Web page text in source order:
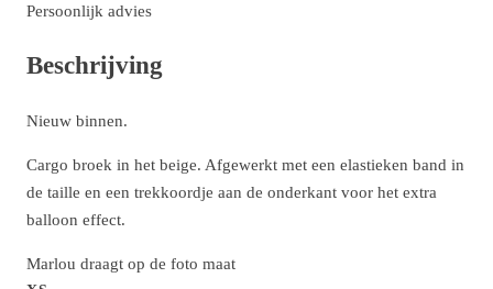
Persoonlijk advies
Beschrijving
Nieuw binnen.
Cargo broek in het beige. Afgewerkt met een elastieken band in
de taille en een trekkoordje aan de onderkant voor het extra
balloon effect.
Marlou draagt op de foto maat